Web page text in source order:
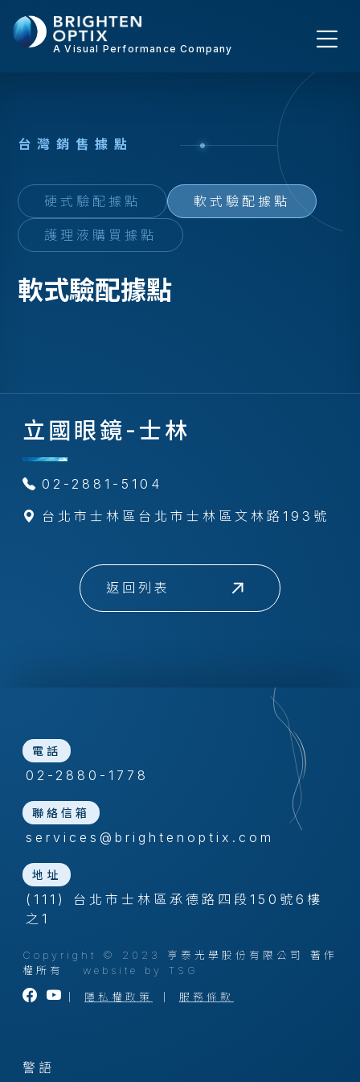
A Visual Performance Company
台灣銷 售據點
硬式驗配據點 軟式驗配據點
護理液購買據點
軟式驗配據點
立國眼鏡-士林
02-2881-5104
台北市士林區台北市士林區文林路193號
返回列表
電話
02-2880-1778
聯絡信箱
services@brightenoptix.com
地址
(111) 台北市士林區承德路四段150號6樓
之1
Copyright © 2023 亨泰光學股份有限公司 著作
權所有 website by TSG
隱私權政策 服務條款
警語